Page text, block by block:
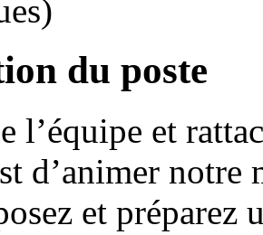
du poste
l’équipe et
d’animer notre
et